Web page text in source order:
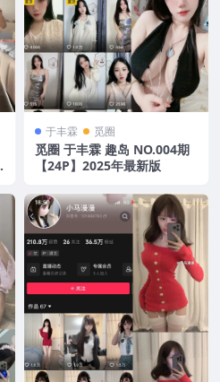
于丰霖 觅圈
觅圈 于丰霖 趣岛 NO.004期
【24P】2025年最新版